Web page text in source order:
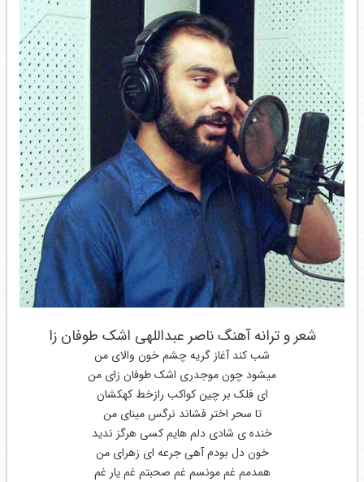
شعر و ترانه آهنگ ناصر عبداللهی اشک طوفان زا
شب کند آغاز گریه چشم خون والای من
میشود چون موجدری اشک طوفان زای من
ای فلک بر چین کواکب رازخط کهکشان
تا سحر اختر فشاند نرگس مینای من
خنده ی شادی دلم هایم کسی هرگز ندید
خون دل بودم آهی جرعه ای زهرای من
همدمم غم مونسم غم صحبتم غم یار غم